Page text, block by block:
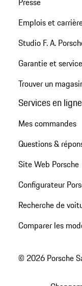
Emplois et
Studio F. A.
Garantie et
Trouver un
Services en ligne
Mes commandes
Questions &
Site Web Porsche
Configurateur
Recherche de
Comparer les
© 2026 Porsche